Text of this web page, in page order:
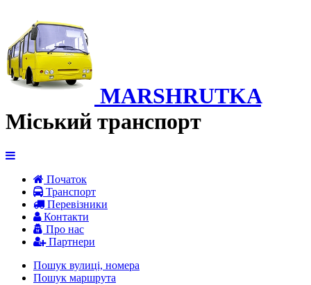
MARSHRUTKA
Міський транспорт
Початок
Транспорт
Перевiзники
Контакти
Про нас
Партнери
Пошук вулиці, номера
Пошук маршрута